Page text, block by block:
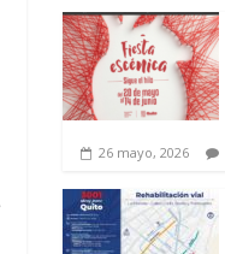
26 mayo, 2026